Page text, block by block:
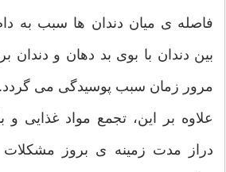
فاصله ی میان دندان ها سبب به
بین دندان با بوی بد دهان و دندان
مرور زمان سبب پوسیدگی می گردد.
علاوه بر این، تجمع مواد غذایی و
دراز مدت زمینه ی بروز مشکلات